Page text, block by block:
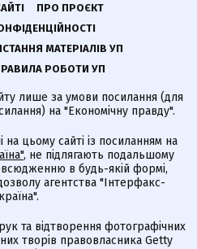
ПРО ПРОЄКТ
МАТЕРІАЛІВ УП
РОБОТИ УП
лише за умови посилання (для
на "Економічну правду".
на цьому сайті із посиланням на
, не підлягають подальшому
в будь-якій формі,
агентства "Інтерфакс-
та відтворення фотографічних
творів правовласника Getty